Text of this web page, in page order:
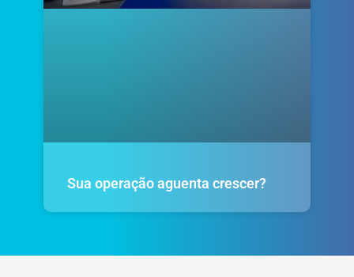
Sua operação aguenta crescer?